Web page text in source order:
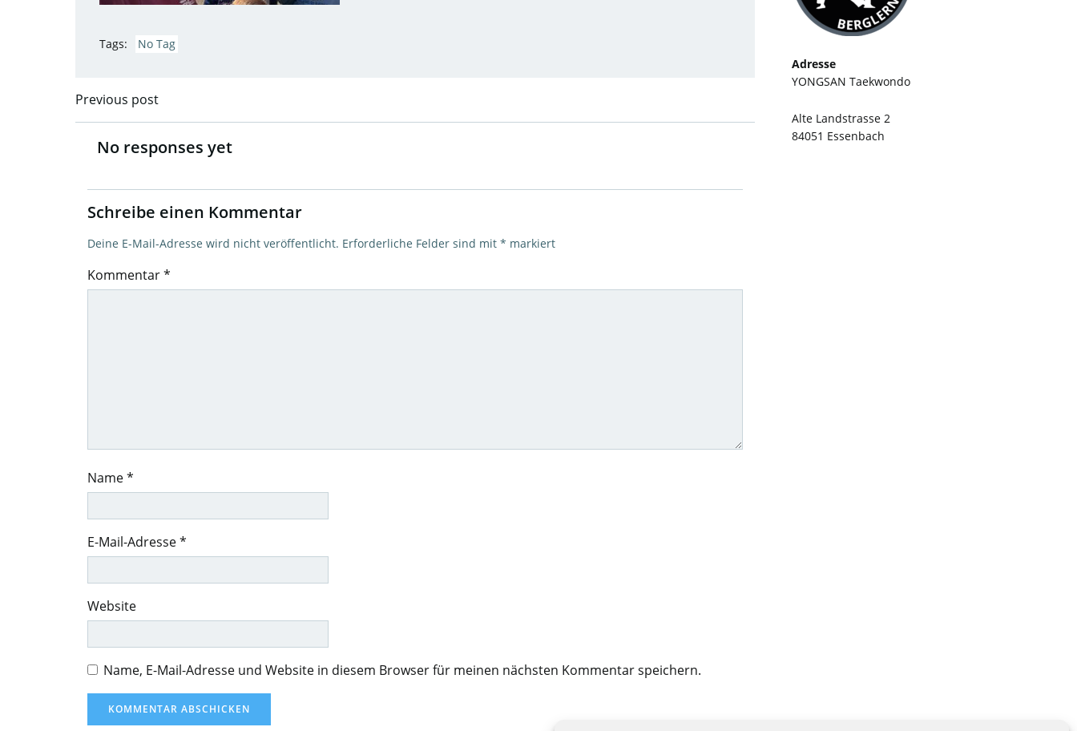
Tags: No Tag
Post
navigation
Previous post
No responses yet
Schreibe einen Kommentar
Deine E-Mail-Adresse wird nicht veröffentlicht. Erforderliche Felder sind mit * markiert
Kommentar*
Name*
E-Mail-Adresse*
Website
Name, E-Mail-Adresse und Website in diesem Browser für meinen nächsten Kommentar speichern.
Adresse
YONGSAN Taekwondo
Alte Landstrasse 2
84051 Essenbach